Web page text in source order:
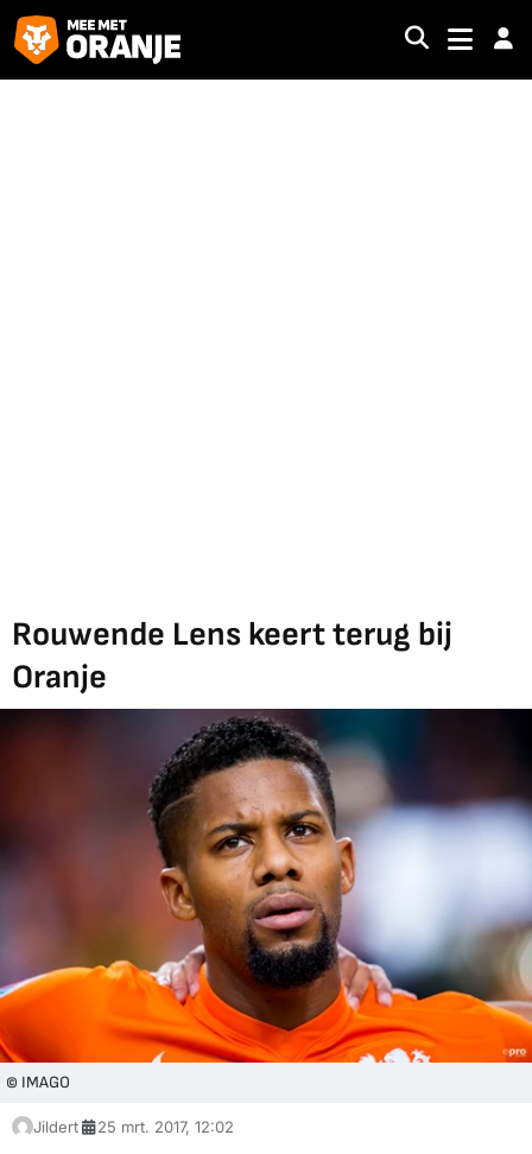
Rouwende Lens keert terug bij
Oranje
© IMAGO
Jildert 25 mrt. 2017, 12:02